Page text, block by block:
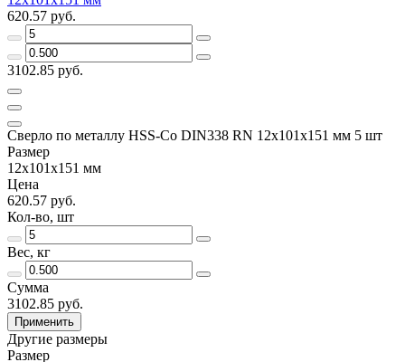
620.57 руб.
3102.85 руб.
Сверло по металлу HSS-Co DIN338 RN 12х101х151 мм 5 шт
Размер
12х101х151 мм
Цена
620.57 руб.
Кол-во, шт
Вес, кг
Сумма
3102.85 руб.
Применить
Другие размеры
Размер